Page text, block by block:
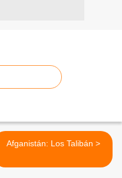
Afganistán: Los Talibán >